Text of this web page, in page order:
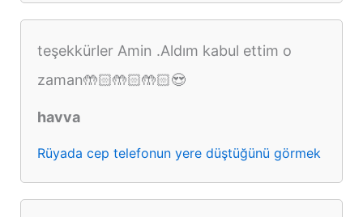
teşekkürler Amin .Aldım kabul ettim o
zaman🤲🏻🤲🏻🤲🏻😍
havva
Rüyada cep telefonun yere düştüğünü görmek